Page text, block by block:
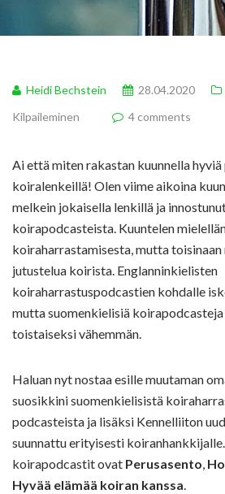
Heidi Bechstein 28.04.2020
Kilpaileminen
4 comments
Ai että miten rakastan kuunnella
koiralenkeillä! Olen viime aikoina
melkein jokaisella lenkillä ja
koirapodcasteista. Kuuntelen
koiraharrastamisesta, mutta
jutustelua koirista. Englanninkielisten
koiraharrastuspodcastien kohdalle
mutta suomenkielisiä koirapodcasteja
toistaiseksi vähemmän.
Haluan nyt nostaa esille muutaman
suosikkini suomenkielisistä
podcasteista ja lisäksi Kennelliiton
suunnattu erityisesti
koirapodcastit ovat Perusasento,
Hyvää elämää koiran kanssa.